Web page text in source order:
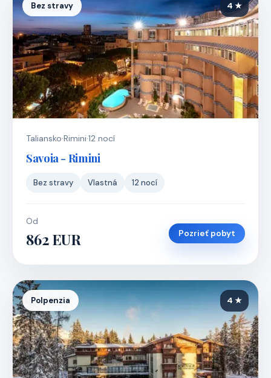
Bez stravy 4 ★
Taliansko·Rimini·12 nocí
Savoia - Rimini
Bez stravy Vlastná 12 nocí
Od
862 EUR Pozrieť pobyt
Polpenzia 4 ★